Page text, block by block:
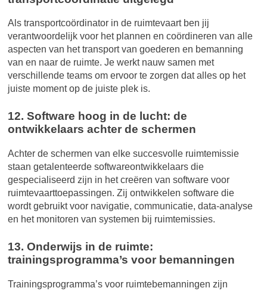
Als transportcoördinator in de ruimtevaart ben jij
verantwoordelijk voor het plannen en coördineren van alle
aspecten van het transport van goederen en bemanning
van en naar de ruimte. Je werkt nauw samen met
verschillende teams om ervoor te zorgen dat alles op het
juiste moment op de juiste plek is.
12. Software hoog in de lucht: de
ontwikkelaars achter de schermen
Achter de schermen van elke succesvolle ruimtemissie
staan getalenteerde softwareontwikkelaars die
gespecialiseerd zijn in het creëren van software voor
ruimtevaarttoepassingen. Zij ontwikkelen software die
wordt gebruikt voor navigatie, communicatie, data-analyse
en het monitoren van systemen bij ruimtemissies.
13. Onderwijs in de ruimte:
trainingsprogramma’s voor bemanningen
Trainingsprogramma’s voor ruimtebemanningen zijn